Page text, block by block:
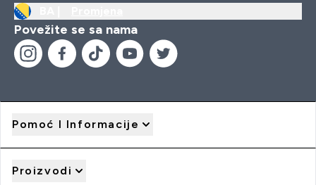
Povežite se sa nama
Pomoć I Informacije
Proizvodi